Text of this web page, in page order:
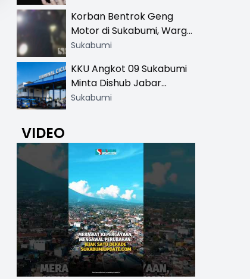
Korban Bentrok Geng
Motor di Sukabumi, Warga
dan Sopir Tangki
Sukabumi
KKU Angkot 09 Sukabumi
Minta Dishub Jabar
Tertibkan Trayek Ciawi-
Sukabumi
VIDEO